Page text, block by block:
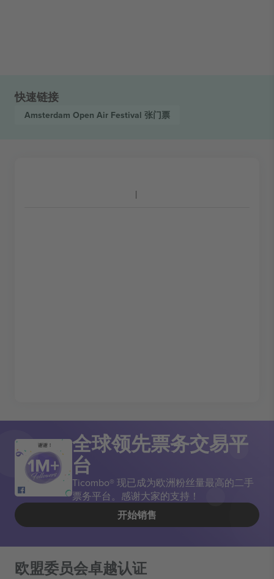
快速链接
Amsterdam Open Air Festival 张门票
谢谢！ 全球领先票务交易平
台
Ticombo® 现已成为欧洲粉丝量最高的二手
票务平台。感谢大家的支持！
开始销售
欧盟委员会卓越认证